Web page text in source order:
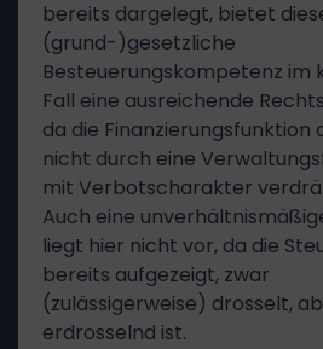
bereits dargelegt, bietet
(grund-)gesetzliche
Besteuerungskompetenz im
Fall eine ausreichende
da die Finanzierungsfunktion
nicht durch eine
mit Verbotscharakter
Auch eine
liegt hier nicht vor, da die
bereits aufgezeigt, zwar
(zulässigerweise) drosselt,
erdrosselnd ist.